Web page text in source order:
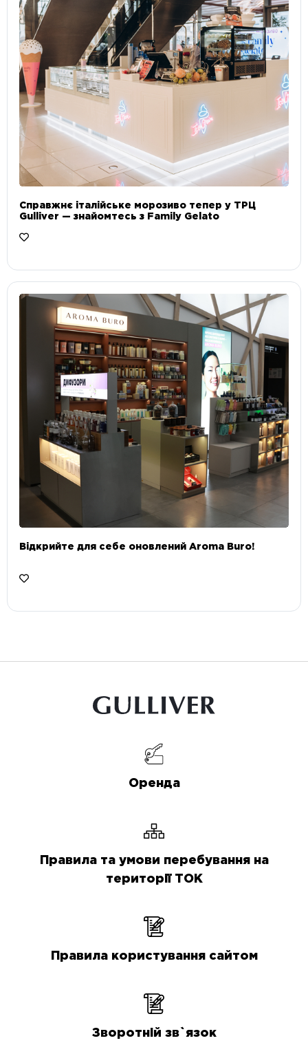
Справжнє італійське морозиво тепер у ТРЦ
Gulliver — знайомтесь з Family Gelato
Відкрийте для себе оновлений Aroma Buro! ⠀
Оренда
Правила та умови перебування на
території ТОК
Правила користування сайтом
Зворотній зв`язок